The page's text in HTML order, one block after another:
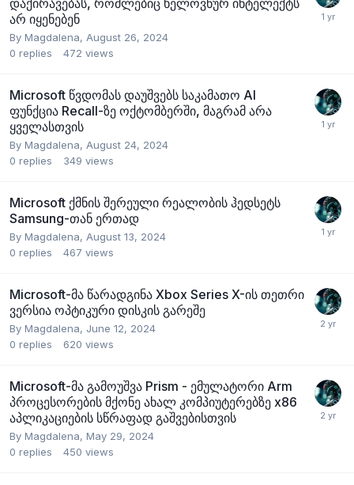
დაქირავებას, რომლებიც ხელოვნურ ინტელექტს
არ იყენებენ
By Magdalena, August 26, 2024
0 replies 472 views
Microsoft წვდომას დაუშვებს საკამათო AI
ფუნქცია Recall-ზე ოქტომბერში, მაგრამ არა
ყველასთვის
By Magdalena, August 24, 2024
0 replies 349 views
Microsoft ქმნის შერეული რეალობის ჰედსეტს
Samsung-თან ერთად
By Magdalena, August 13, 2024
0 replies 467 views
Microsoft-მა წარადგინა Xbox Series X-ის თეთრი
ვერსია ოპტიკური დისკის გარეშე
By Magdalena, June 12, 2024
0 replies 620 views
Microsoft-მა გამოუშვა Prism - ემულატორი Arm
პროცესორების მქონე ახალ კომპიუტერებზე x86
აპლიკაციების სწრაფად გაშვებისთვის
By Magdalena, May 29, 2024
0 replies 450 views